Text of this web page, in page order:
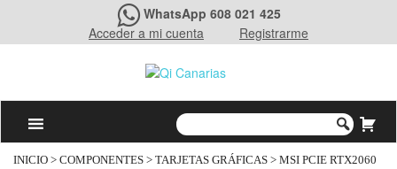
WhatsApp 608 021 425
Acceder a mi cuenta
Registrarme
INICIO > COMPONENTES > TARJETAS GRÁFICAS > MSI PCIE RTX2060